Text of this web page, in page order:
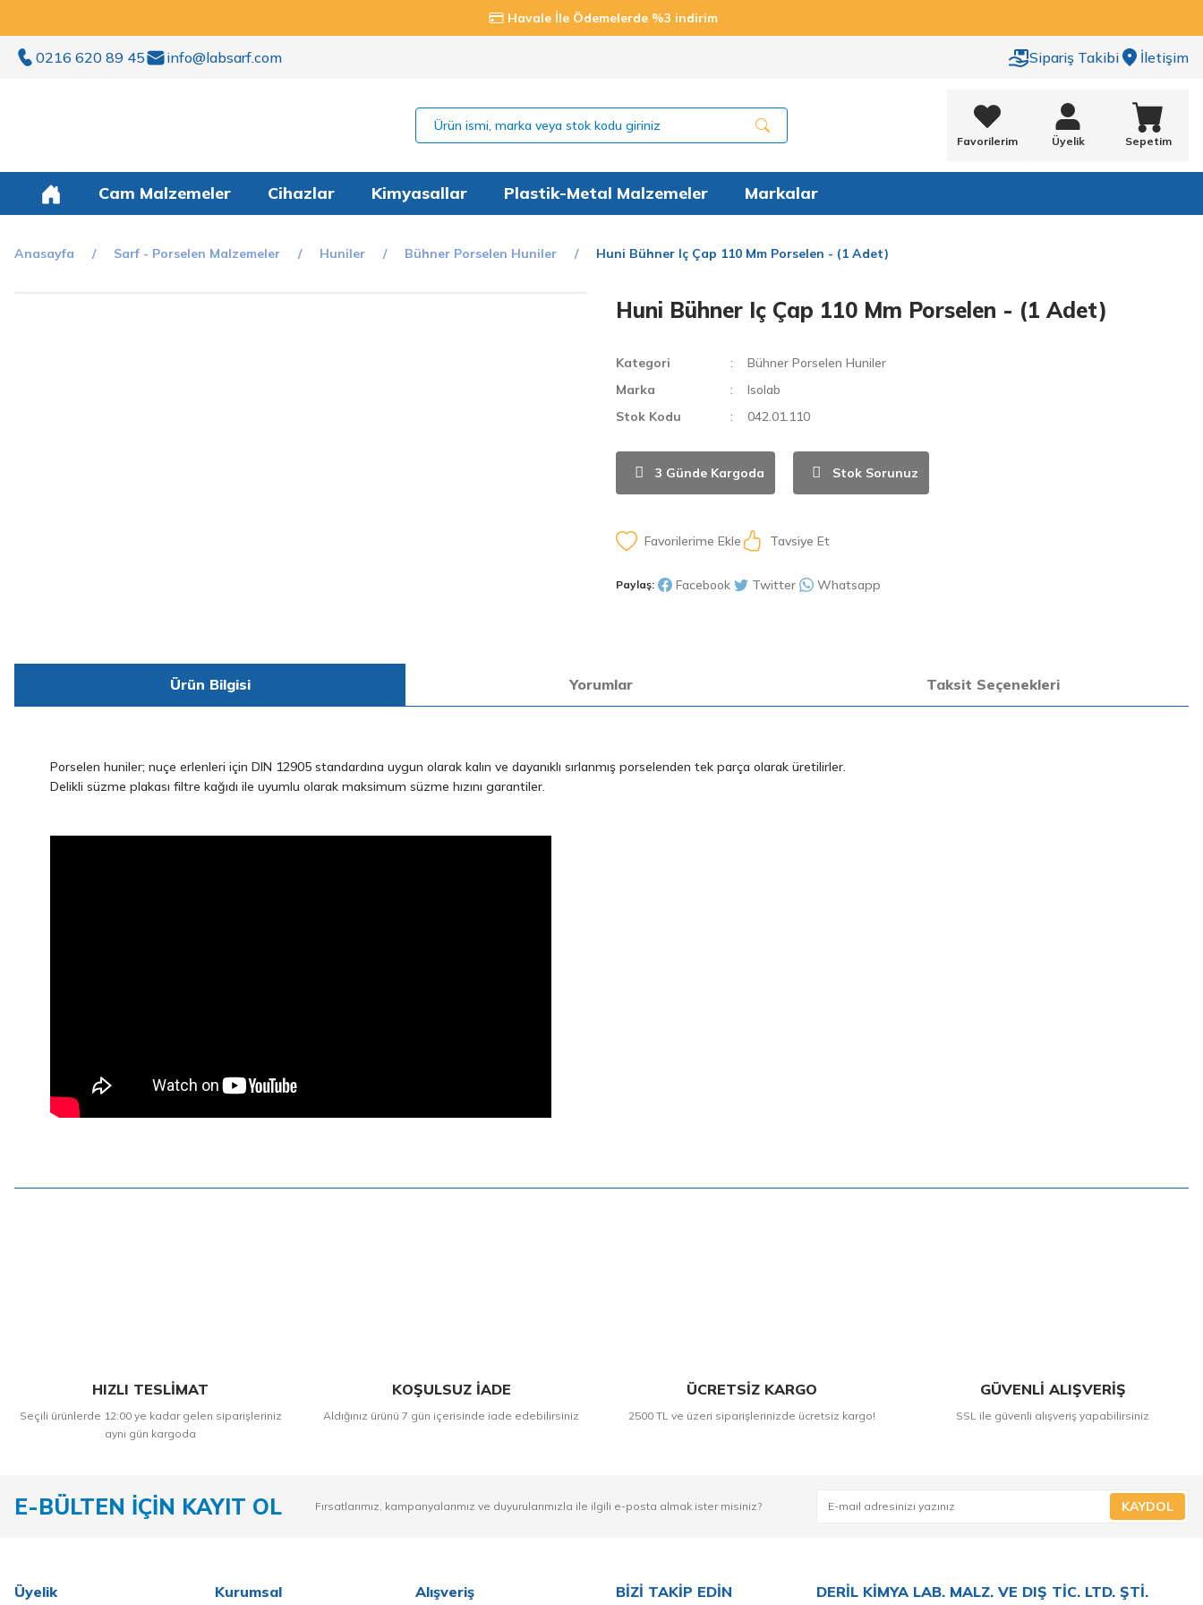
Havale İle Ödemelerde %3 indirim
0216 620 89 45 info@labsarf.com Sipariş Takibi İletişim
Favorilerim Üyelik Sepetim
Cam Malzemeler Cihazlar Kimyasallar Plastik-Metal Malzemeler Markalar
Anasayfa Sarf - Porselen Malzemeler Huniler Bühner Porselen Huniler Huni Bühner Iç Çap 110 Mm Porselen - (1 Adet)
Huni Bühner Iç Çap 110 Mm Porselen - (1 Adet)
Kategori
Bühner Porselen Huniler
Marka
Isolab
Stok Kodu
042.01.110
3 Günde Kargoda Stok Sorunuz
Tavsiye Et
Paylaş: Facebook Twitter Whatsapp
Ürün Bilgisi Yorumlar Taksit Seçenekleri
Porselen huniler; nuçe erlenleri için DIN 12905 standardına uygun olarak kalın ve dayanıklı sırlanmış porselenden tek parça olarak üretilirler.
Delikli süzme plakası filtre kağıdı ile uyumlu olarak maksimum süzme hızını garantiler.
HIZLI TESLİMAT
Seçili ürünlerde 12:00 ye kadar gelen siparişleriniz
aynı gün kargoda
KOŞULSUZ İADE
Aldığınız ürünü 7 gün içerisinde iade edebilirsiniz
ÜCRETSİZ KARGO
2500 TL ve üzeri siparişlerinizde ücretsiz kargo!
GÜVENLİ ALIŞVERİŞ
SSL ile güvenli alışveriş yapabilirsiniz
E-BÜLTEN İÇİN KAYIT OL Fırsatlarımız, kampanyalarımız ve duyurularımızla ile ilgili e-posta almak ister misiniz? KAYDOL
Üyelik Kurumsal Alışveriş BİZİ TAKİP EDİN DERİL KİMYA LAB. MALZ. VE DIŞ TİC. LTD. ŞTİ.